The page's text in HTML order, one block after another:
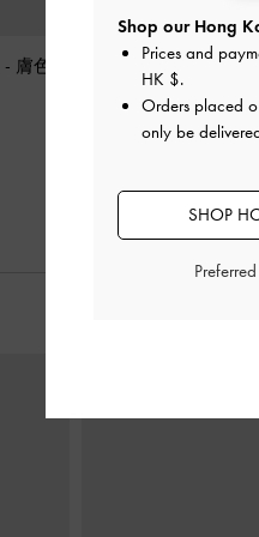
- 膚色 尖頭繞踝裸跟
Shop our Hong
Prices and
HK $.
Orders placed
only be
SHOP